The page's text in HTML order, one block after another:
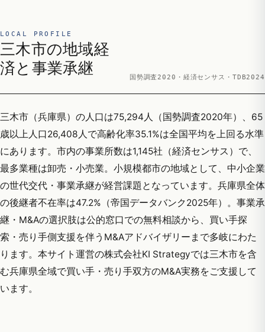
LOCAL PROFILE
三木市の地域経
済と事業承継
国勢調査2020・経済センサス・TDB2024
三木市（兵庫県）の人口は75,294人（国勢調査2020年）、65
歳以上人口26,408人で高齢化率35.1%は全国平均を上回る水準
にあります。市内の事業所数は1,145社（経済センサス）で、
最多業種は卸売・小売業。小規模都市の地域として、中小企業
の世代交代・事業承継が経営課題となっています。兵庫県全体
の後継者不在率は47.2%（帝国データバンク2025年）。事業承
継・M&Aの選択肢は公的窓口での無料相談から、買い手探
索・売り手側支援を伴うM&Aアドバイザリーまで多岐にわた
ります。本サイト運営の株式会社KI Strategyでは三木市を含
む兵庫県全域で買い手・売り手双方のM&A実務をご支援して
います。